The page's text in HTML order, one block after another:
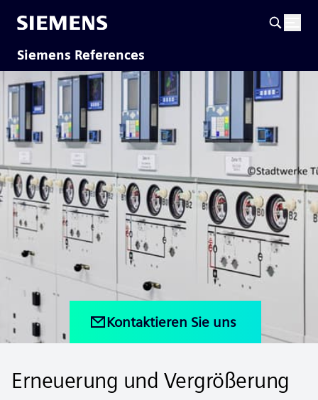
Siemens References
Kontaktieren Sie uns
Erneuerung und Vergrößerung